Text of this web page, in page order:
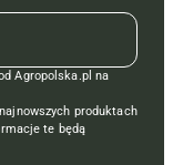
Agropolska.pl na
produktach
te będą